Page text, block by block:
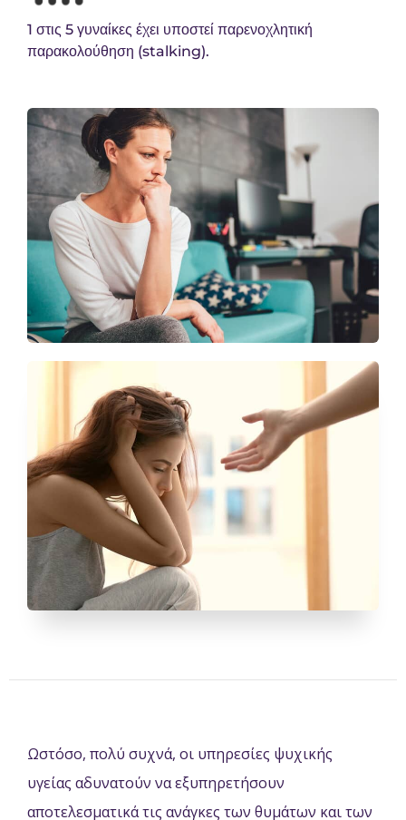
1 στις 5 γυναίκες έχει υποστεί παρενοχλητική
παρακολούθηση (stalking).
Ωστόσο, πολύ συχνά, οι υπηρεσίες ψυχικής
υγείας αδυνατούν να εξυπηρετήσουν
αποτελεσματικά τις ανάγκες των θυμάτων και των